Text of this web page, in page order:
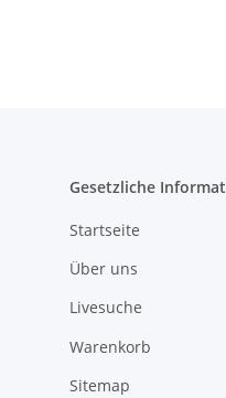
Gesetzliche
Startseite
Über uns
Livesuche
Warenkorb
Sitemap